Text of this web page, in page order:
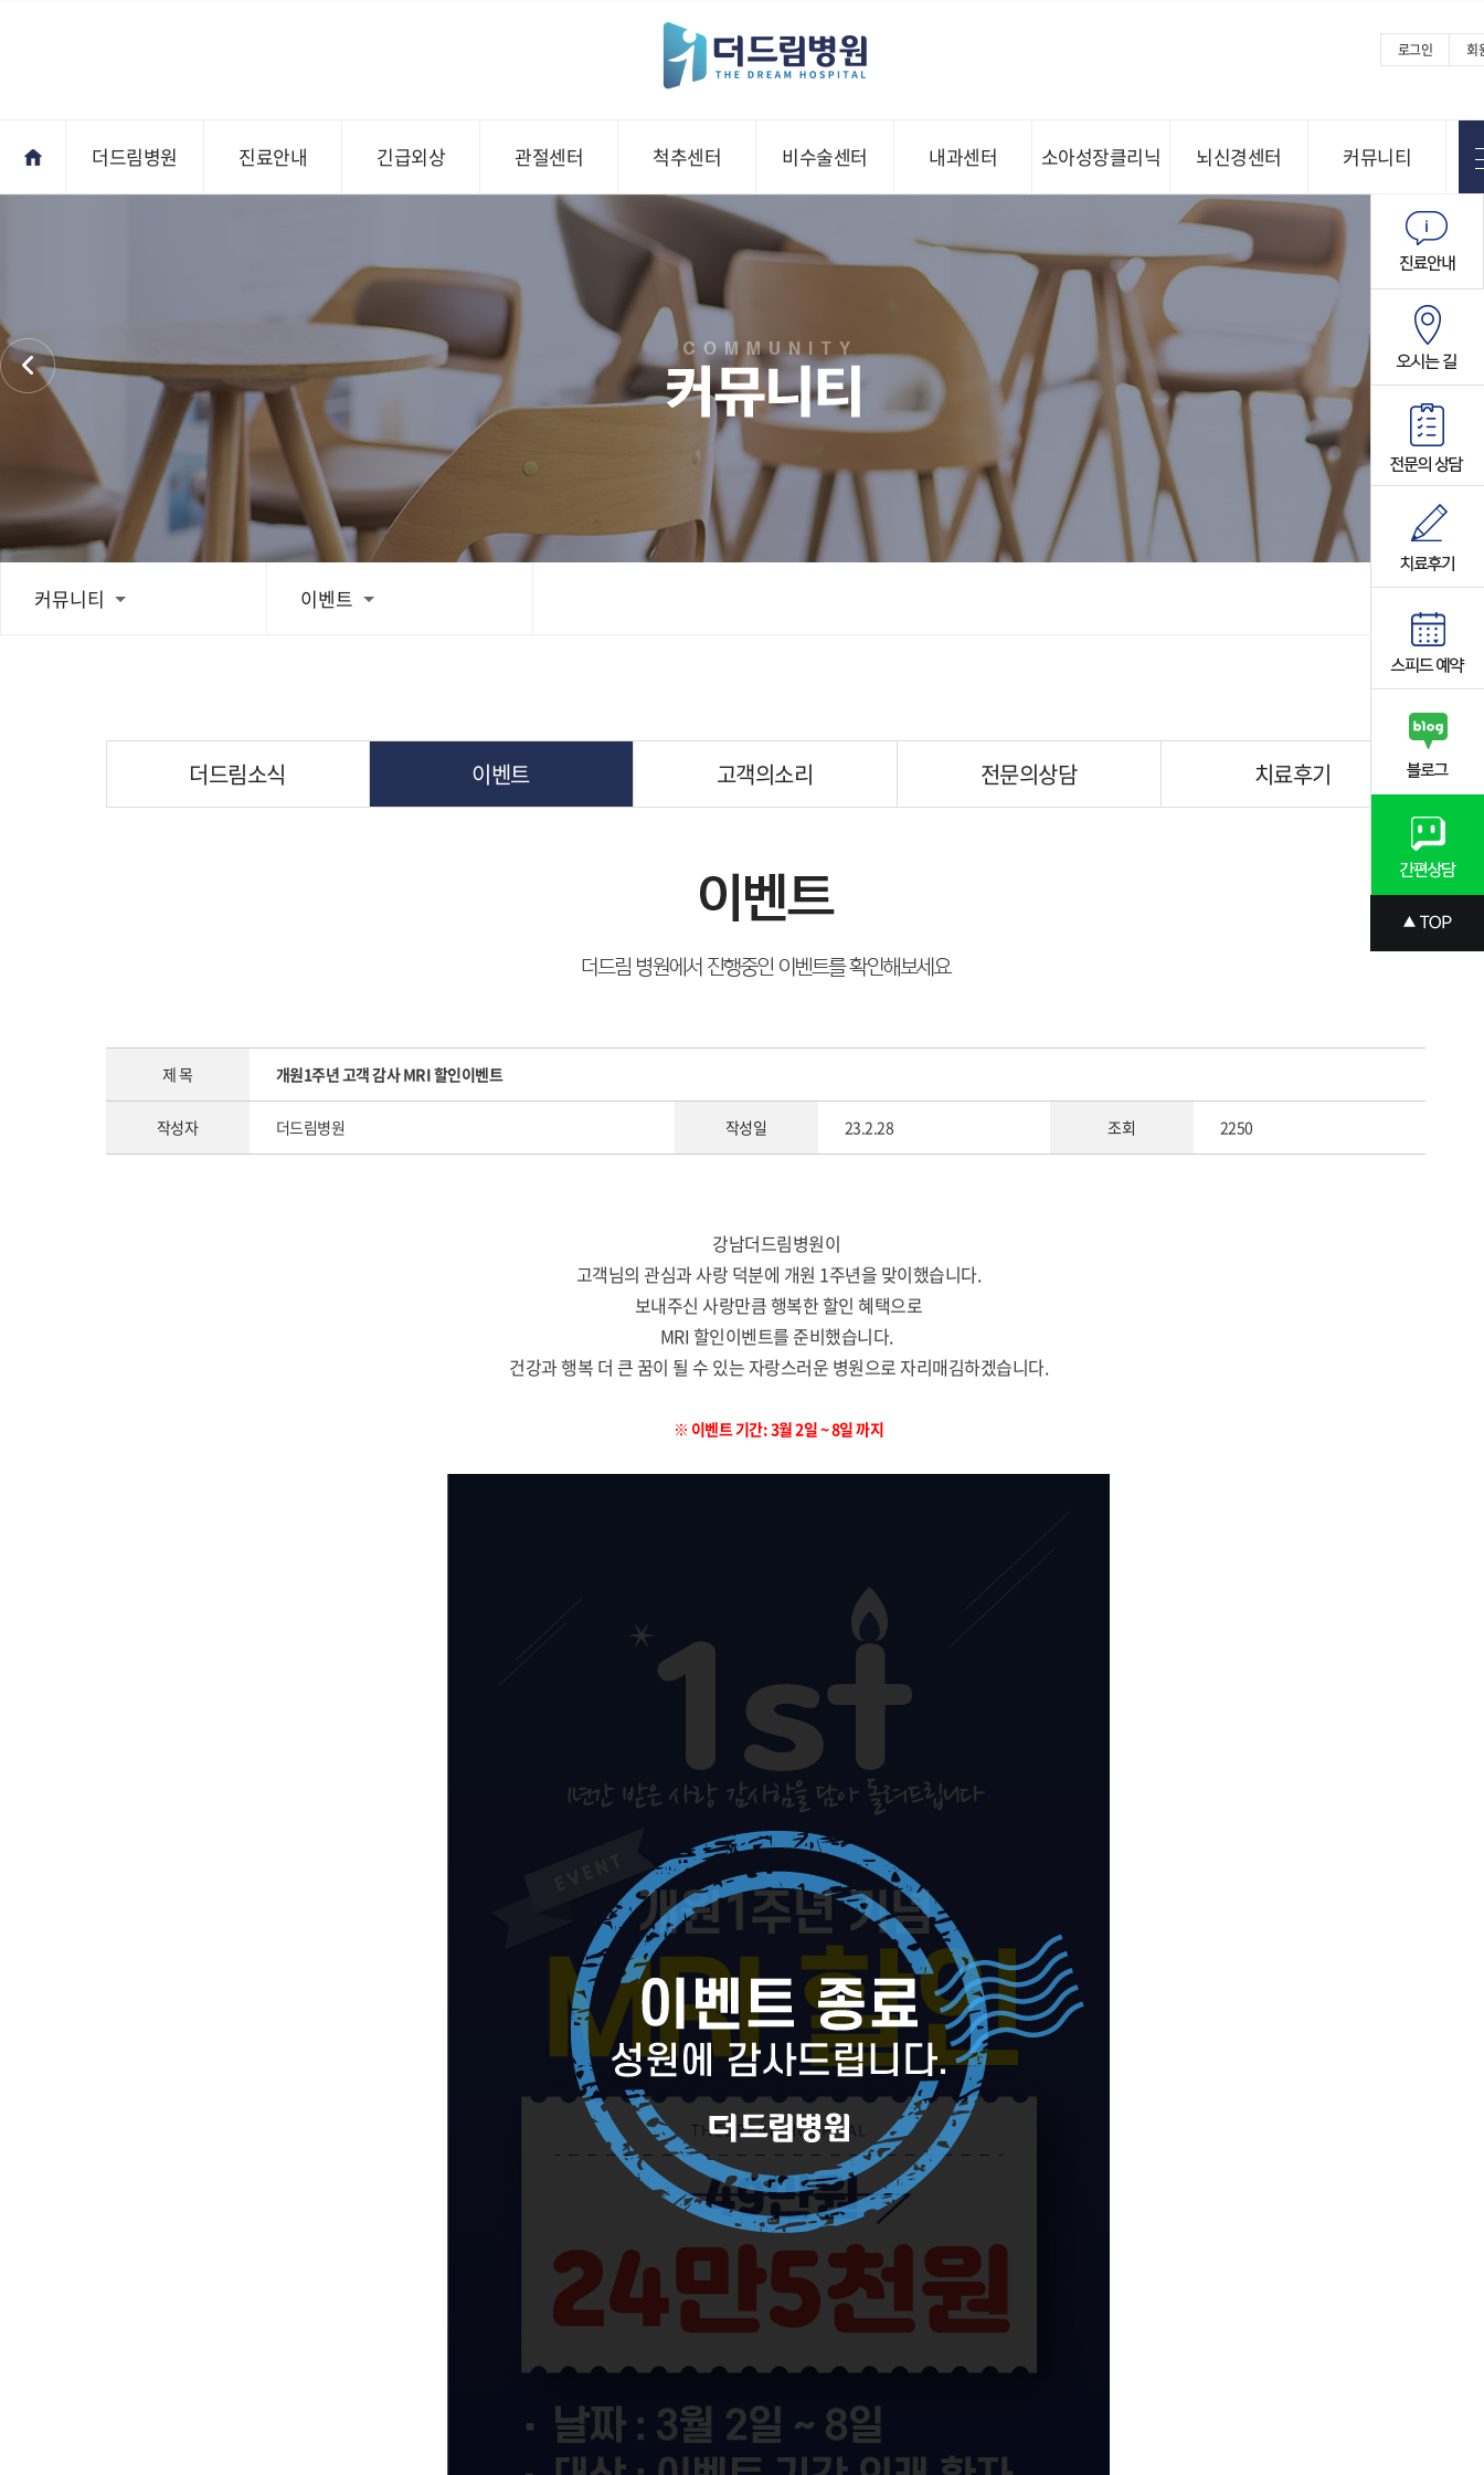
로그인 회
더드림병원 진료안내 긴급외상 관절센터 척추센터 비수술센터 내과센터 소아성장클리닉 뇌신경센터 커뮤니티
커뮤니티 이벤트
더드림소식 이벤트 고객의소리 전문의상담 치료후기
제 목 개원1주년 고객 감사 MRI 할인이벤트
작성자 더드림병원 작성일 23.2.28 조회 2250
강남더드림병원이
고객님의 관심과 사랑 덕분에 개원 1주년을 맞이했습니다.
보내주신 사랑만큼 행복한 할인 혜택으로
MRI 할인이벤트를 준비했습니다.
건강과 행복 더 큰 꿈이 될 수 있는 자랑스러운 병원으로 자리매김하겠습니다.
※ 이벤트 기간: 3월 2일 ~ 8일 까지
전문의상담
치료후기
스피드예약